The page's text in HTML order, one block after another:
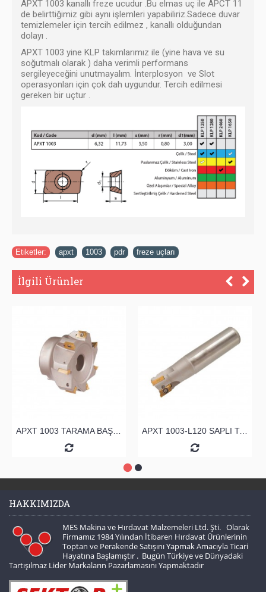
APXT 1003 kanallı freze ucudur .Bu elmas uç ile APCT 11
de belirttiğimiz gibi aynı işlemleri yapabiliriz.Sadece duvar
temizlemeler için tercih edilmez , kanallı olduğundan
dolayı .
APXT 1003 yine KLP takımlarımız ile (yine hava ve su
soğutmalı olarak ) daha verimli performans
sergileyeceğini unutmayalım. İnterplosyon ve Slot
operasyonları için çok dah uygundur. Tercih edilmesi
gereken bir uçtur .
Etiketler: apxt 1003 pdr freze uçları
İlgili Ürünler
APXT 1003-L120 SAPLI TARAMA
HAKKIMIZDA
MES Makina ve Hırdavat Malzemeleri Ltd. Şti. Olarak
Firmamız 1984 Yılından İtibaren Hırdavat Ürünlerinin
Toptan ve Perakende Satışını Yapmak Amacıyla Ticari
Hayatına Başlamıştır . Bugün Türkiye ve Dünyadaki
Tartışılmaz Lider Markaların Pazarlamasını Yapmaktadır